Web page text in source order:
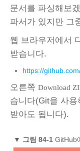
문서를 파싱해보
파서가 있지만 그
웹 브라우저에서
받습니다.
https://
오른쪽 Download
습니다(Git을 사
받아도 됩니다).
▼ 그림 84‑1 GitHub